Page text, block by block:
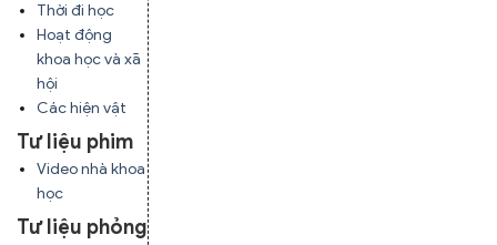
Thời đi học
Hoạt động
khoa học và xã
hội
Các hiện vật
Tư liệu phim
Video nhà khoa
học
Tư liệu phỏng